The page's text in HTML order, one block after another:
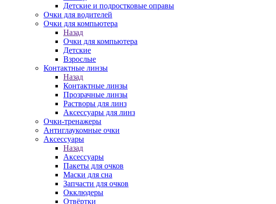
Детские и подростковые оправы
Очки для водителей
Очки для компьютера
Назад
Очки для компьютера
Детские
Взрослые
Контактные линзы
Назад
Контактные линзы
Прозрачные линзы
Растворы для линз
Аксессуары для линз
Очки-тренажеры
Антиглаукомные очки
Аксессуары
Назад
Аксессуары
Пакеты для очков
Маски для сна
Запчасти для очков
Окклюдеры
Отвёртки